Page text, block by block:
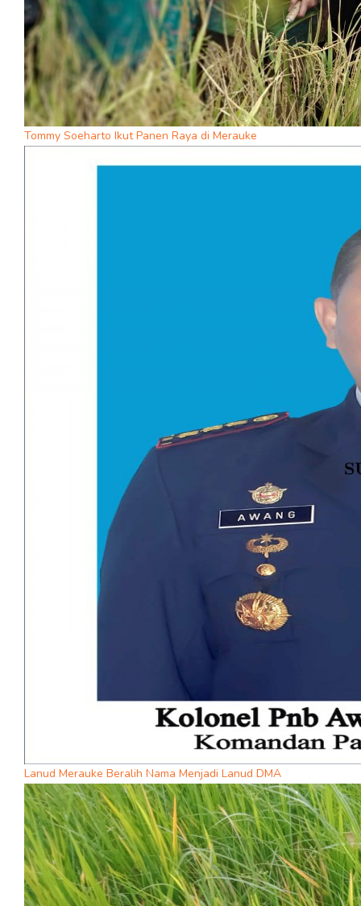
Tommy Soeharto Ikut Panen Raya di Merauke
Lanud Merauke Beralih Nama Menjadi Lanud DMA